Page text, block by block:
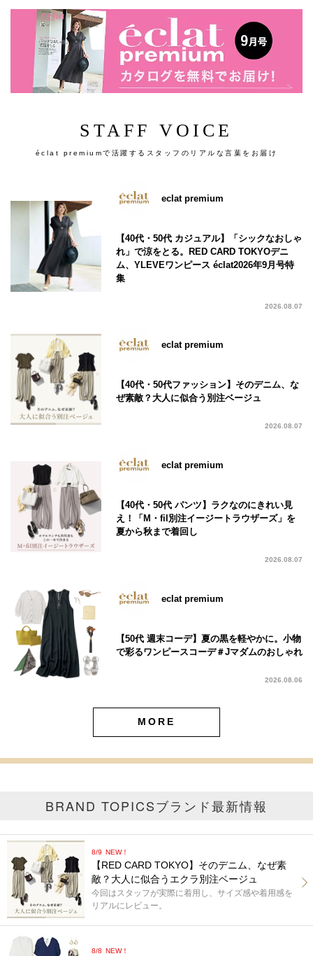
STAFF VOICE
éclat premiumで活躍するスタッフのリアルな言葉をお届け
eclat premium
【40代・50代 カジュアル】「シックなおしゃ
れ」で涼をとる。RED CARD TOKYOデニ
ム、YLEVEワンピース éclat2026年9月号特
集
2026.08.07
eclat premium
【40代・50代ファッション】そのデニム、な
ぜ素敵？大人に似合う別注ベージュ
2026.08.07
eclat premium
【40代・50代 パンツ】ラクなのにきれい見
え！「M・fil別注イージートラウザーズ」を
夏から秋まで着回し
2026.08.07
eclat premium
【50代 週末コーデ】夏の黒を軽やかに。小物
で彩るワンピースコーデ＃Jマダムのおしゃれ
2026.08.06
MORE
BRAND TOPICSブランド最新情報
8/9 NEW！
【RED CARD TOKYO】そのデニム、なぜ素
敵？大人に似合うエクラ別注ベージュ
今回はスタッフが実際に着用し、サイズ感や着用感を
リアルにレビュー。
8/8 NEW！